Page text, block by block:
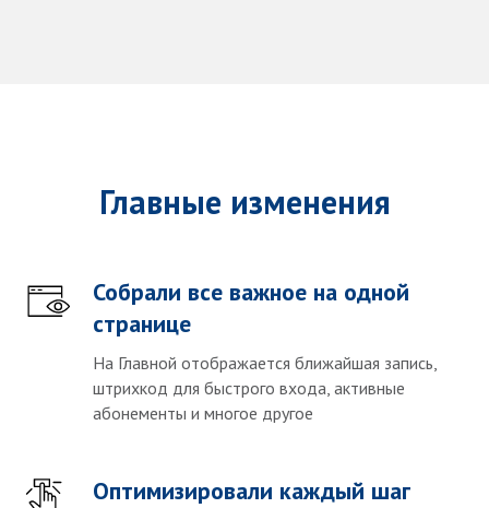
Главные изменения
Собрали все важное на одной
странице
На Главной отображается ближайшая запись,
штрихкод для быстрого входа, активные
абонементы и многое другое
Оптимизировали каждый шаг